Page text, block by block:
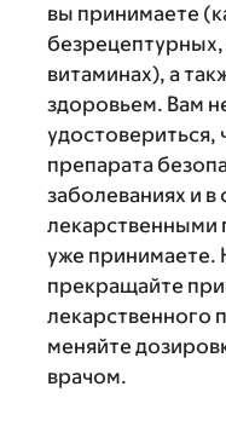
вы принимаете
безрецептурных,
витаминах), а
здоровьем. Вам
удостовериться,
препарата
заболеваниях и в
лекарственными
уже принимаете.
прекращайте
лекарственного
меняйте
врачом.